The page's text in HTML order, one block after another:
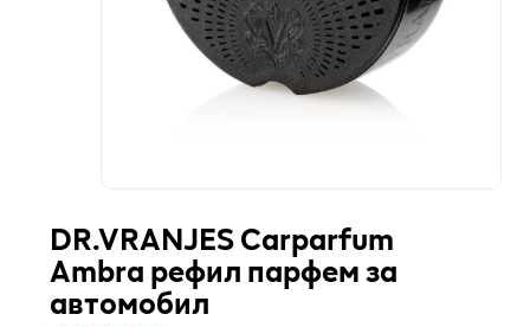
DR.VRANJES Carparfum
Ambra рефил парфем за
автомобил